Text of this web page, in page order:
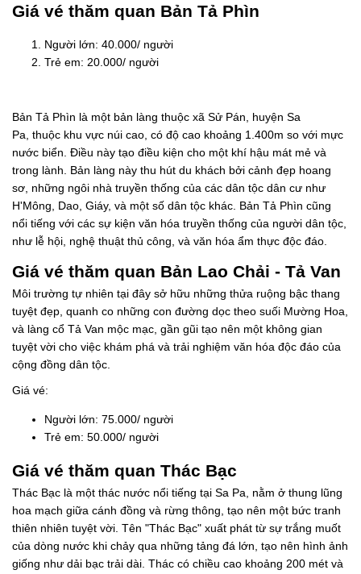
Giá vé thăm quan Bản Tả Phìn
Người lớn: 40.000/ người
Trẻ em: 20.000/ người
Bản Tả Phìn là một bản làng thuộc xã Sử Pán, huyện Sa
Pa, thuộc khu vực núi cao, có độ cao khoảng 1.400m so với mực
nước biển. Điều này tạo điều kiện cho một khí hậu mát mẻ và
trong lành. Bản làng này thu hút du khách bởi cảnh đẹp hoang
sơ, những ngôi nhà truyền thống của các dân tộc dân cư như
H'Mông, Dao, Giáy, và một số dân tộc khác. Bản Tả Phìn cũng
nổi tiếng với các sự kiện văn hóa truyền thống của người dân tộc,
như lễ hội, nghệ thuật thủ công, và văn hóa ẩm thực độc đáo.
Giá vé thăm quan Bản Lao Chải - Tả Van
Môi trường tự nhiên tại đây sở hữu những thửa ruộng bậc thang
tuyệt đẹp, quanh co những con đường dọc theo suối Mường Hoa,
và làng cổ Tả Van mộc mạc, gần gũi tạo nên một không gian
tuyệt vời cho việc khám phá và trải nghiệm văn hóa độc đáo của
cộng đồng dân tộc.
Giá vé:
Người lớn: 75.000/ người
Trẻ em: 50.000/ người
Giá vé thăm quan Thác Bạc
Thác Bạc là một thác nước nổi tiếng tại Sa Pa, nằm ở thung lũng
hoa mạch giữa cánh đồng và rừng thông, tạo nên một bức tranh
thiên nhiên tuyệt vời. Tên "Thác Bạc" xuất phát từ sự trắng muốt
của dòng nước khi chảy qua những tảng đá lớn, tạo nên hình ảnh
giống như dải bạc trải dài. Thác có chiều cao khoảng 200 mét và